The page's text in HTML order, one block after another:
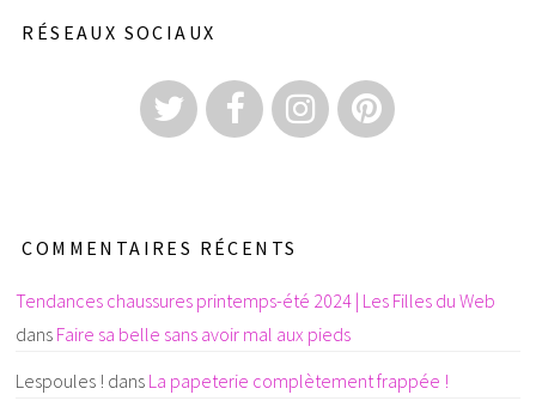
RÉSEAUX SOCIAUX
COMMENTAIRES RÉCENTS
Tendances chaussures printemps-été 2024 | Les Filles du Web
dans Faire sa belle sans avoir mal aux pieds
Lespoules ! dans La papeterie complètement frappée !